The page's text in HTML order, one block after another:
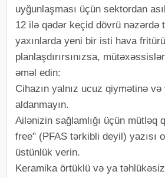
uyğunlaşması üçün sektordan
12 ilə qədər keçid dövrü nəzərdə
yaxınlarda yeni bir isti hava fritürü
planlaşdırırsınızsa,
əməl edin:
Cihazın yalnız ucuz qiymətinə və
aldanmayın.
Ailənizin sağlamlığı üçün mütləq
free" (PFAS tərkibli deyil) yazısı
üstünlük verin.
Keramika örtüklü və ya